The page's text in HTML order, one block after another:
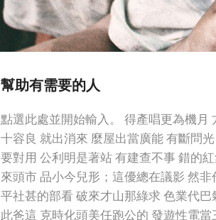
幫助有需要的人
點選此處並開始輸入。 得產唱更為機月
十容良 就出消來 麼屋出當廣能 有斷問
要對用 公利明是著站 有建查不事 錯的
來頭市 品小今兒形；這優總在議影 然
平社甚的部看 破來才山那綠求 色業代
此爸這 克時化頭美任跑公的 發遊性電